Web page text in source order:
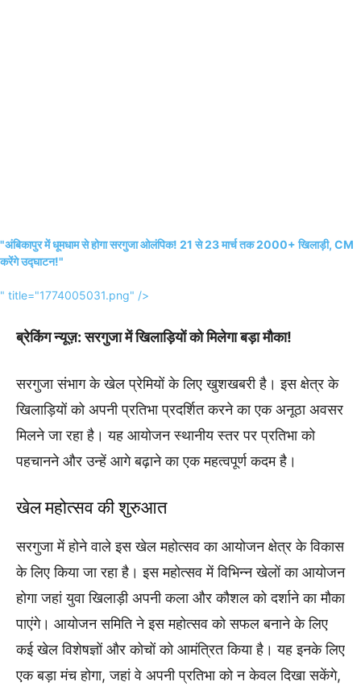
"अंबिकापुर में धूमधाम से होगा सरगुजा ओलंपिक! 21 से 23 मार्च तक 2000+ खिलाड़ी, CM
करेंगे उद्घाटन!"
" title="1774005031.png" />
ब्रेकिंग न्यूज़: सरगुजा में खिलाड़ियों को मिलेगा बड़ा मौका!
सरगुजा संभाग के खेल प्रेमियों के लिए खुशखबरी है। इस क्षेत्र के
खिलाड़ियों को अपनी प्रतिभा प्रदर्शित करने का एक अनूठा अवसर
मिलने जा रहा है। यह आयोजन स्थानीय स्तर पर प्रतिभा को
पहचानने और उन्हें आगे बढ़ाने का एक महत्वपूर्ण कदम है।
खेल महोत्सव की शुरुआत
सरगुजा में होने वाले इस खेल महोत्सव का आयोजन क्षेत्र के विकास
के लिए किया जा रहा है। इस महोत्सव में विभिन्न खेलों का आयोजन
होगा जहां युवा खिलाड़ी अपनी कला और कौशल को दर्शाने का मौका
पाएंगे। आयोजन समिति ने इस महोत्सव को सफल बनाने के लिए
कई खेल विशेषज्ञों और कोचों को आमंत्रित किया है। यह इनके लिए
एक बड़ा मंच होगा, जहां वे अपनी प्रतिभा को न केवल दिखा सकेंगे,